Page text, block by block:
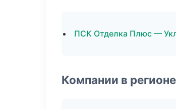
ПСК Отделка Плюс —
Компании в